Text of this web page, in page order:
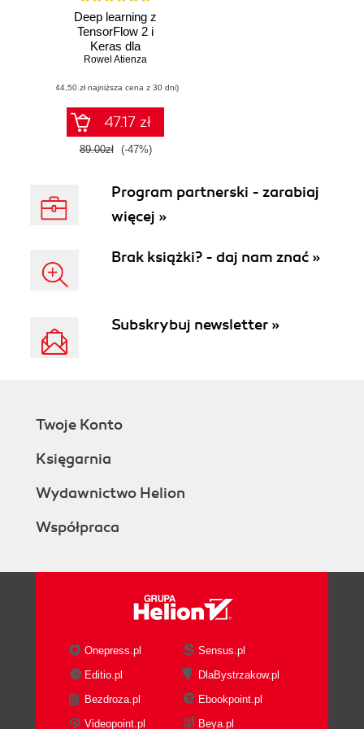
Deep learning z
TensorFlow 2 i
Keras dla
zaawansowanych.
deep RL, uczenie
nienadzorowane,
wykrywanie i
segmentacja
obiektów i nie
Rowel Atienza
(44,50 zł najniższa cena z 30 dni)
47.17 zł
89.00zł (-47%)
Program partnerski - zarabiaj
więcej »
Brak książki? - daj nam znać »
Subskrybuj newsletter »
Twoje Konto
Księgarnia
Wydawnictwo Helion
Współpraca
Onepress.pl
Sensus.pl
Editio.pl
DlaBystrzakow.pl
Bezdroza.pl
Ebookpoint.pl
Videopoint.pl
Beya.pl